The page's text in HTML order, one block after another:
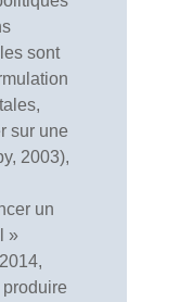
sont
sur une
2003),
un
»